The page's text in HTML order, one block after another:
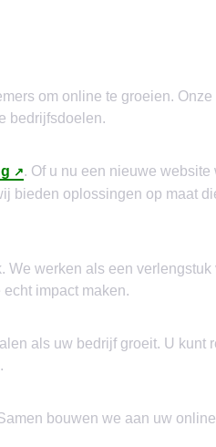
om online te groeien.
bedrijfsdoelen.
. Of u nu een nieuwe website
bieden oplossingen op maat
We werken als een verlengstuk
impact maken.
als uw bedrijf groeit. U kunt
bouwen we aan uw